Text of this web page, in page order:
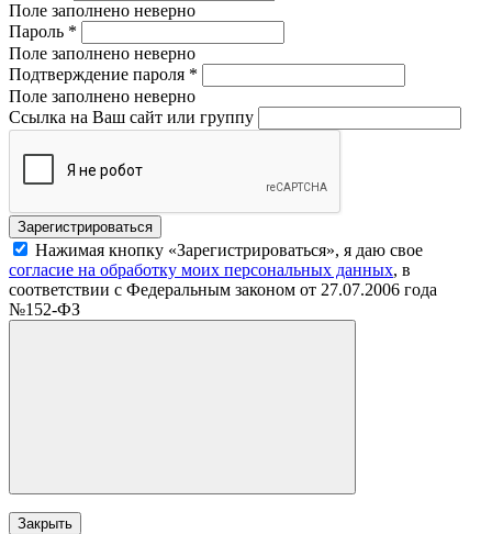
Поле заполнено неверно
Пароль *
Поле заполнено неверно
Подтверждение пароля *
Поле заполнено неверно
Ссылка на Ваш сайт или группу
Нажимая кнопку «Зарегистрироваться», я даю свое
согласие на обработку моих персональных данных, в
соответствии с Федеральным законом от 27.07.2006 года
№152-ФЗ
Закрыть